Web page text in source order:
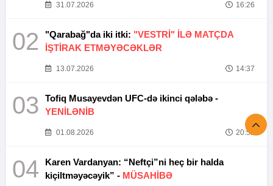
31.07.2026 16:26
02 "Qarabağ"da iki itki: "VESTRİ" İLƏ MATÇDA
İŞTİRAK ETMƏYƏCƏKLƏR
13.07.2026 14:37
03
Tofiq Musayevdən UFC-də ikinci qələbə -
YENİLƏNİB
01.08.2026 20:52
04
Karen Vardanyan: “Neftçi”ni heç bir halda
kiçiltməyəcəyik” - MÜSAHİBƏ